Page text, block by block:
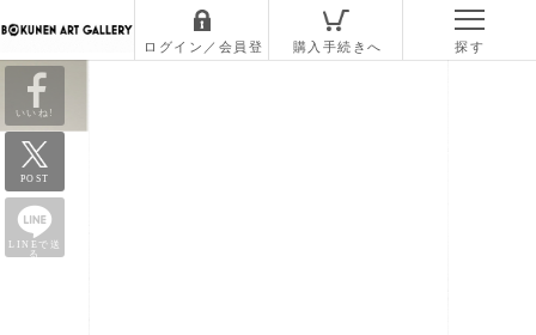
いいね!
POST
LINEで送
る